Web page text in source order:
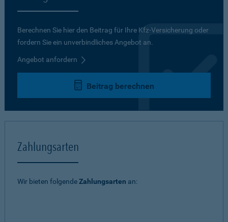
Berechnen Sie hier den Beitrag für Ihre Kfz-Versicherung oder
fordern Sie ein unverbindliches Angebot an.
Angebot anfordern
Beitrag berechnen
Zahlungsarten
Wir bieten folgendeZahlungsarten an: